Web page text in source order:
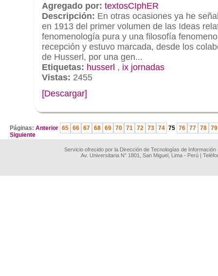
Agregado por: textosCIphER
Descripción: En otras ocasiones ya he
en 1913 del primer volumen de las Ideas
fenomenología pura y una filosofía
recepción y estuvo marcada, desde los
de Husserl, por una gen...
Etiquetas: husserl , ix jornadas
Vistas: 2455
[Descargar]
Páginas: Anterior 65 66 67 68 69 70 71 72 73 74 75 76 77 78 79
Siguiente
Servicio ofrecido por la Dirección de Tecnologías de
Av. Universitaria N° 1801, San Miguel, Lima - Perú |